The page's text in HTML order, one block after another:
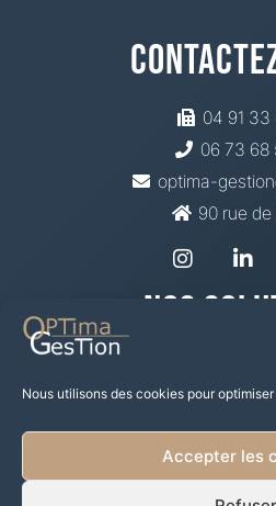
Nous utilisons des cookies pour
Accepter les
04 91 33
06 73 68
optima-
90 rue de
Nos
Placement
Investir dans
Prêts et